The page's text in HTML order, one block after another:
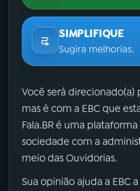
SIMPLIFIQUE
Sugira melhorias.
Você será direcionado(a)
mas é com a EBC que
Fala.BR é uma
sociedade com a
meio das Ouvidorias.
Sua opinião ajuda a EBC